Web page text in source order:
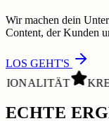
Wir machen dein
Content, der Kunden
LOS GEHT'S
ECHTE